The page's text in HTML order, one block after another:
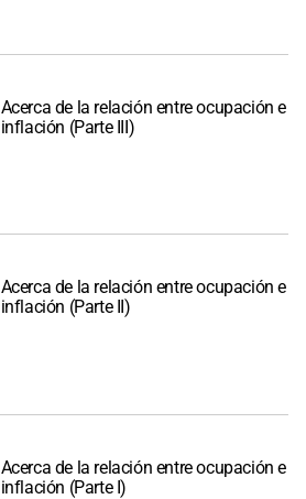
Acerca de la relación entre ocupación e
inflación (Parte III)
Acerca de la relación entre ocupación e
inflación (Parte II)
Acerca de la relación entre ocupación e
inflación (Parte I)